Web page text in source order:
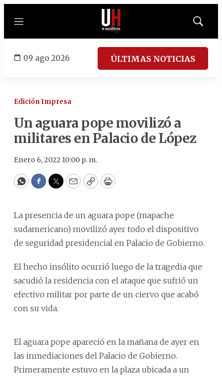
Menú
Mostrar
09 ago 2026 ÚLTIMAS NOTICIAS
Edición Impresa
Un aguara pope movilizó a
militares en Palacio de López
Enero 6, 2022 10:00 p. m.
WhatsApp
Facebook
Twitter
EmailCopyPrint
La presencia de un aguara pope (mapache
sudamericano) movilizó ayer todo el dispositivo
de seguridad presidencial en Palacio de Gobierno.
El hecho insólito ocurrió luego de la tragedia que
sacudió la residencia con el ataque que sufrió un
efectivo militar por parte de un ciervo que acabó
con su vida.
El aguara pope apareció en la mañana de ayer en
las inmediaciones del Palacio de Gobierno.
Primeramente estuvo en la plaza ubicada a un